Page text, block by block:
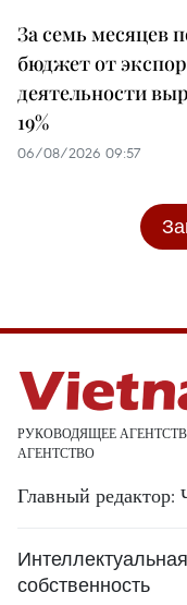
За семь месяцев
бюджет от
деятельности
19%
06/08/2026 09:57
РУКОВОДЯЩЕЕ
АГЕНТСТВО
Главный
Интеллектуальная
собственность